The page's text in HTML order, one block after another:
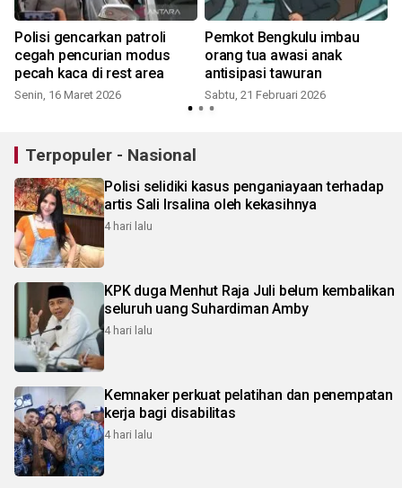
Polisi gencarkan patroli
cegah pencurian modus
pecah kaca di rest area
Senin, 16 Maret 2026
Pemkot Bengkulu imbau
orang tua awasi anak
antisipasi tawuran
Sabtu, 21 Februari 2026
Terpopuler - Nasional
Polisi selidiki kasus penganiayaan terhadap
artis Sali Irsalina oleh kekasihnya
4 hari lalu
KPK duga Menhut Raja Juli belum kembalikan
seluruh uang Suhardiman Amby
4 hari lalu
Kemnaker perkuat pelatihan dan penempatan
kerja bagi disabilitas
4 hari lalu